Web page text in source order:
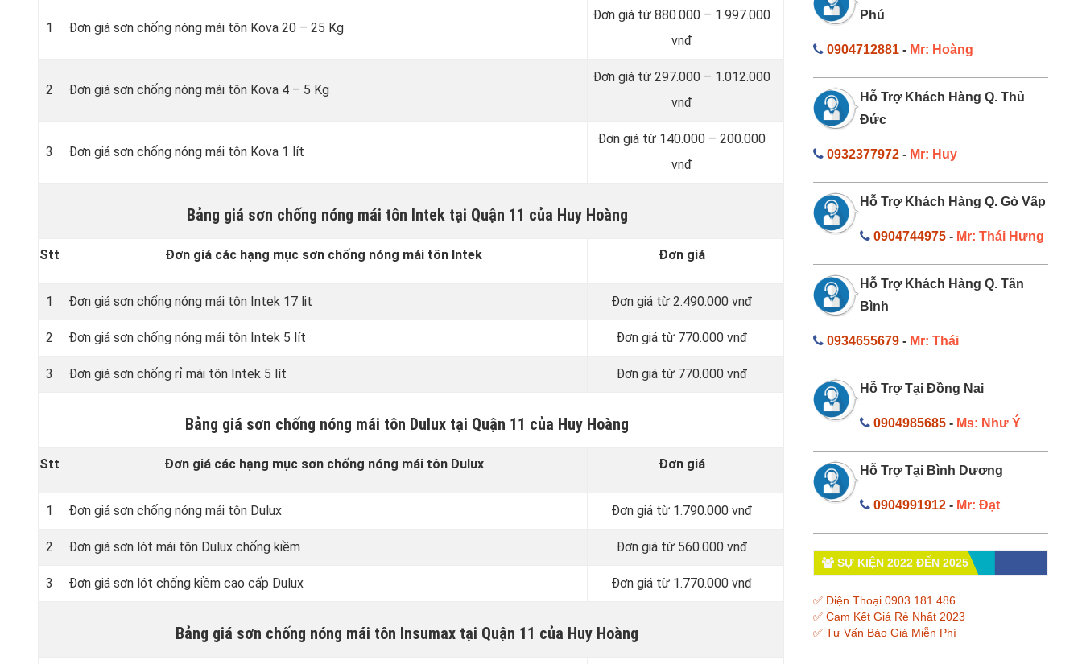
1 Đơn giá sơn chống nóng mái tôn Kova 20 – 25 Kg
Đơn giá từ 880.000 – 1.997.000
vnđ
2 Đơn giá sơn chống nóng mái tôn Kova 4 – 5 Kg
Đơn giá từ 297.000 – 1.012.000
vnđ
3 Đơn giá sơn chống nóng mái tôn Kova 1 lít
Đơn giá từ 140.000 – 200.000
vnđ
Bảng giá sơn chống nóng mái tôn Intek tại Quận 11 của Huy Hoàng
Stt Đơn giá các hạng mục sơn chống nóng mái tôn Intek Đơn giá
1 Đơn giá sơn chống nóng mái tôn Intek 17 lit Đơn giá từ 2.490.000 vnđ
2 Đơn giá sơn chống nóng mái tôn Intek 5 lít Đơn giá từ 770.000 vnđ
3 Đơn giá sơn chống rỉ mái tôn Intek 5 lít Đơn giá từ 770.000 vnđ
Bảng giá sơn chống nóng mái tôn Dulux tại Quận 11 của Huy Hoàng
Stt Đơn giá các hạng mục sơn chống nóng mái tôn Dulux Đơn giá
1 Đơn giá sơn chống nóng mái tôn Dulux Đơn giá từ 1.790.000 vnđ
2 Đơn giá sơn lót mái tôn Dulux chống kiềm Đơn giá từ 560.000 vnđ
3 Đơn giá sơn lót chống kiềm cao cấp Dulux Đơn giá từ 1.770.000 vnđ
Bảng giá sơn chống nóng mái tôn Insumax tại Quận 11 của Huy Hoàng
Phú
0904712881- Mr: Hoàng
Hỗ Trợ Khách Hàng Q. Thủ
Đức
0932377972- Mr: Huy
Hỗ Trợ Khách Hàng Q. Gò Vấp
0904744975 - Mr: Thái Hưng
Hỗ Trợ Khách Hàng Q. Tân
Bình
0934655679- Mr: Thái
Hỗ Trợ Tại Đồng Nai
0904985685 - Ms: Như Ý
Hỗ Trợ Tại Bình Dương
0904991912 - Mr: Đạt
SỰ KIỆN 2022 ĐẾN 2025
✅ Điện Thoại 0903.181.486
✅ Cam Kết Giá Rẻ Nhất 2023
✅ Tư Vấn Báo Giá Miễn Phí